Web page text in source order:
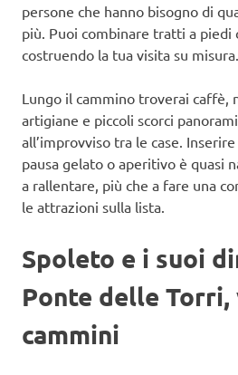
persone che hanno bisogno di
più. Puoi combinare tratti a piedi
costruendo la tua visita su misura.
Lungo il cammino troverai caffè,
artigiane e piccoli scorci
all’improvviso tra le case.
pausa gelato o aperitivo è quasi
a rallentare, più che a fare una
le attrazioni sulla lista.
Spoleto e i suoi
Ponte delle Torri,
cammini